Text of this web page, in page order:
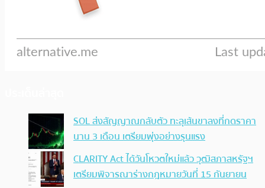
SOL ส่งสัญญาณกลับตัว ทะลุเส้นขาลงที่กดราคา
นาน 3 เดือน เตรียมพุ่งอย่างรุนแรง
CLARITY Act ได้วันโหวตใหม่แล้ว วุฒิสภาสหรัฐฯ
เตรียมพิจารณาร่างกฎหมายวันที่ 15 กันยายน